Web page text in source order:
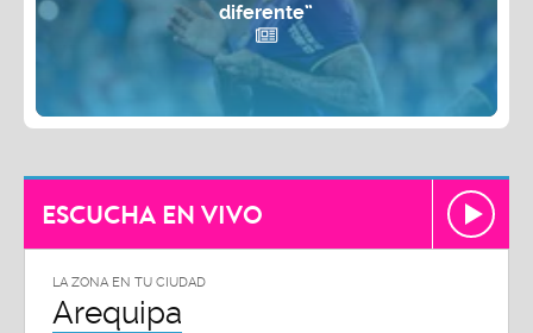
diferente”
ESCUCHA EN VIVO
LA ZONA EN TU CIUDAD
Arequipa